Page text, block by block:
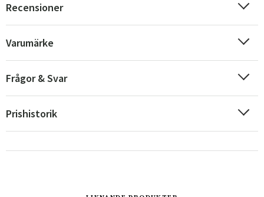
Recensioner
Varumärke
Frågor & Svar
Prishistorik